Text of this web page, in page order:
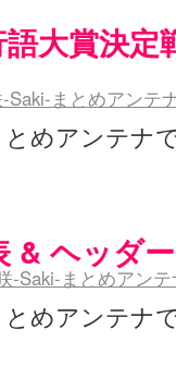
大賞決定
Saki-まとめアンテ
とめアンテ
& ヘッダ
-Saki-まとめアン
めアンテナ